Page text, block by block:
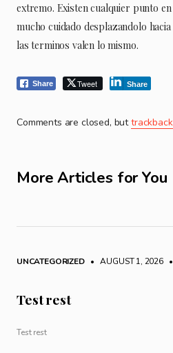
extremo. Existen cualquier punto
mucho cuidado desplazandolo
las terminos valen lo mismo.
Share Tweet Share
Comments are closed, but
More Articles for You
UNCATEGORIZED • AUGUST 1, 2026 •
Test rest
Test rest